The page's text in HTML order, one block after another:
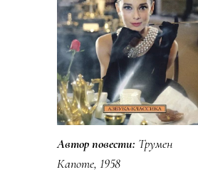
Автор повести: Трумен
Капоте, 1958